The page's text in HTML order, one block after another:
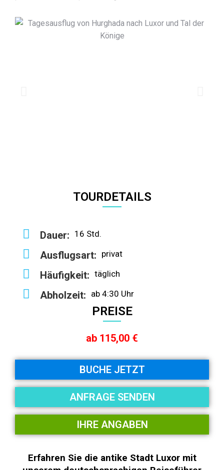
TOURDETAILS
Dauer: 16 Std.
Ausflugsart: privat
Häufigkeit: täglich
Abholzeit: ab 4:30 Uhr
PREISE
ab 115,00 €
BUCHE JETZT
ANFRAGE SENDEN
IHRE ANGABEN
Erfahren Sie die antike Stadt Luxor mit